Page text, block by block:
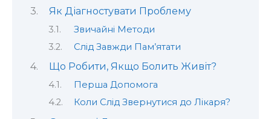
Як Діагностувати Проблему
Звичайні Методи
Слід Завжди Пам’ятати
Що Робити, Якщо Болить Живіт?
Перша Допомога
Коли Слід Звернутися до Лікаря?